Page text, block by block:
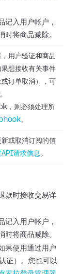
记入用户帐户，
时将商品减除。
用户验证和商品
想接收有关事件
订单取消），可
，则必须处理所
。
或取消订阅的信
API请求信息。
款时接收交易详
记入用户帐户，
时将商品减除。
果使用通过用户
证）。您也可以